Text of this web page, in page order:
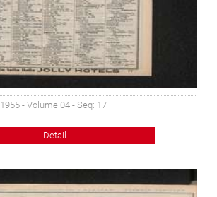
1955 - Volume 04 - Seq: 17
Detail